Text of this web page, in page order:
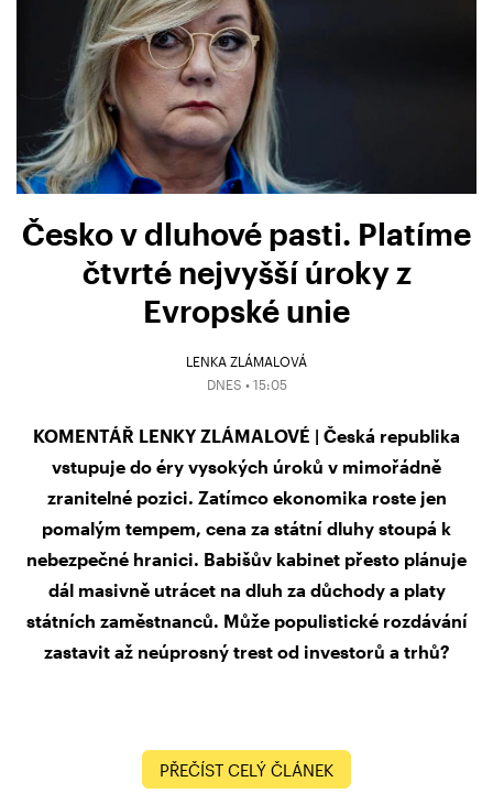
Česko v dluhové pasti. Platíme
čtvrté nejvyšší úroky z
Evropské unie
LENKA ZLÁMALOVÁ
DNES • 15:05
KOMENTÁŘ LENKY ZLÁMALOVÉ | Česká republika
vstupuje do éry vysokých úroků v mimořádně
zranitelné pozici. Zatímco ekonomika roste jen
pomalým tempem, cena za státní dluhy stoupá k
nebezpečné hranici. Babišův kabinet přesto plánuje
dál masivně utrácet na dluh za důchody a platy
státních zaměstnanců. Může populistické rozdávání
zastavit až neúprosný trest od investorů a trhů?
PŘEČÍST CELÝ ČLÁNEK